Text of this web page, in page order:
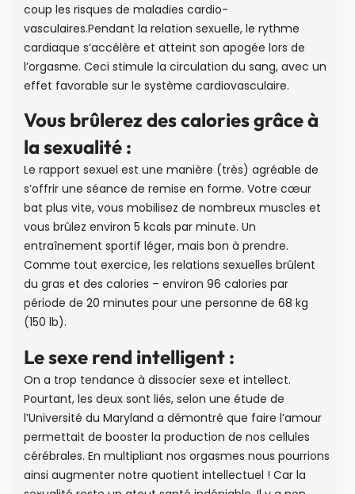
coup les risques de maladies cardio-
vasculaires.Pendant la relation sexuelle, le rythme
cardiaque s’accélère et atteint son apogée lors de
l’orgasme. Ceci stimule la circulation du sang, avec un
effet favorable sur le système cardiovasculaire.
Vous brûlerez des calories grâce à
la sexualité :
Le rapport sexuel est une manière (très) agréable de
s’offrir une séance de remise en forme. Votre cœur
bat plus vite, vous mobilisez de nombreux muscles et
vous brûlez environ 5 kcals par minute. Un
entraînement sportif léger, mais bon à prendre.
Comme tout exercice, les relations sexuelles brûlent
du gras et des calories – environ 96 calories par
période de 20 minutes pour une personne de 68 kg
(150 lb).
Le sexe rend intelligent :
On a trop tendance à dissocier sexe et intellect.
Pourtant, les deux sont liés, selon une étude de
l’Université du Maryland a démontré que faire l’amour
permettait de booster la production de nos cellules
cérébrales. En multipliant nos orgasmes nous pourrions
ainsi augmenter notre quotient intellectuel ! Car la